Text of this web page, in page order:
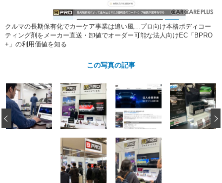
カーメーカー「旧車」関連プロジ
ェクト
コラム
インタビュー
イベント告知 イベントレポート
クルマの長期保有化でカーケア事業は追い風…プロ向け本格ボディコー
ティング剤をメーカー直送・卸値でオーダー可能な法人向けEC「BPRO
+」の利用価値を知る
この写真の記事
‹